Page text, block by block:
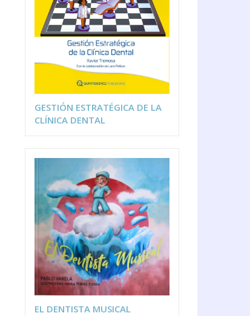
GESTIÓN ESTRATÉGICA DE LA
CLÍNICA DENTAL
EL DENTISTA MUSICAL